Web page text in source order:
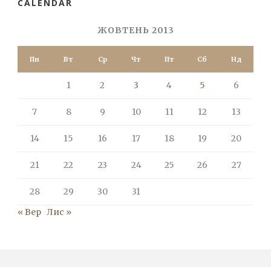
CALENDAR
ЖОВТЕНЬ 2013
Пн Вт Ср Чт Пт Сб Нд
1 2 3 4 5 6
7 8 9 10 11 12 13
14 15 16 17 18 19 20
21 22 23 24 25 26 27
28 29 30
31
« Вер Лис »